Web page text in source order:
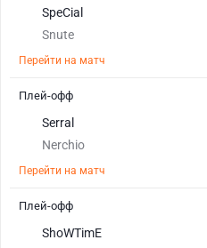
SpeCial
Snute
Перейти на матч
Serral
Nerchio
Перейти на матч
Плей-офф
ShoWTimE
Плей-офф